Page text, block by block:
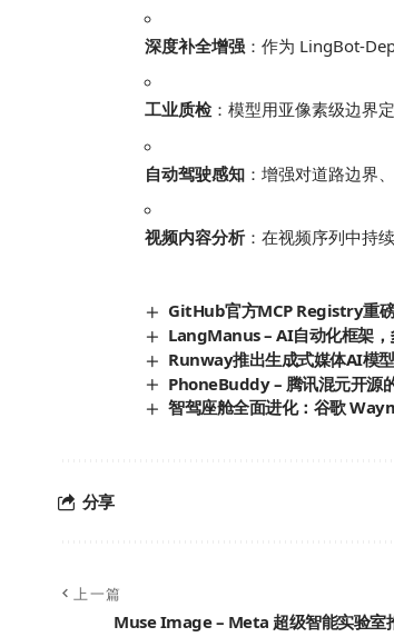
深度补全增强 ：作为 LingBot-
工业质检：模型用亚像素级边界
自动驾驶感知 ：增强对道路边界
视频内容分析：在视频序列中持
GitHub官方MCP Registry重
LangManus – AI自动化框架
Runway推出生成式媒体AI模
PhoneBuddy – 腾讯混元开源
智驾座舱全面进化：谷歌
分享
上一篇
Muse Image – Meta 超级智能实验室